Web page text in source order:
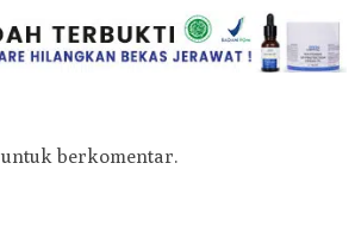
untuk berkomentar.